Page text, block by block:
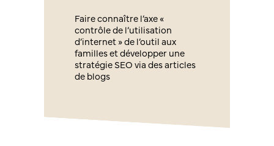
Faire connaître l’axe «
contrôle de l’utilisation
d’internet » de l’outil aux
familles et développer une
stratégie SEO via des articles
de blogs